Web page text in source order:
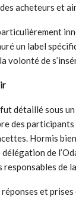
acheteurs et
un label
volonté de
détaillé sous
des
Hormis
délégation de
de
et